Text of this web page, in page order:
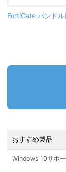
FortiGate バンド
おすすめ製品
Windows 10サポ